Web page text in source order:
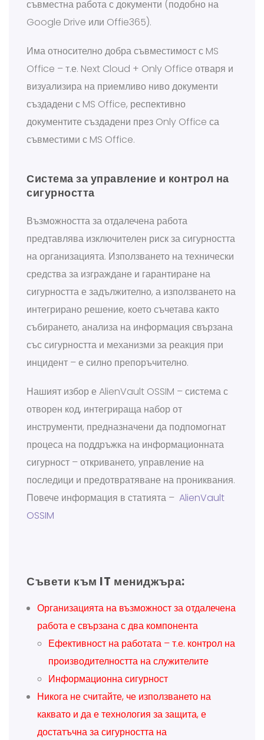
съвместна работа с документи (подобно на
Google Drive или Offie365).
Има относително добра съвместимост с MS
Office – т.е. Next Cloud + Only Office отваря и
визуализира на приемливо ниво документи
създадени с MS Office, респективно
документите създадени през Only Office са
съвместими с MS Office.
Система за управление и контрол на
сигурността
Възможността за отдалечена работа
предтавлява изключителен риск за сигурността
на организацията. Използването на технически
средства за изграждане и гарантиране на
сигурността е задължително, а използването на
интегрирано решение, което съчетава както
събирането, анализа на информация свързана
със сигурността и механизми за реакция при
инцидент – е силно препоръчително.
Нашият избор е AlienVault OSSIM – система с
отворен код, интегрираща набор от
инструменти, предназначени да подпомогнат
процеса на поддръжка на информационната
сигурност – откриването, управление на
последици и предотвратяване на прониквания.
Повече информация в статията – AlienVault
OSSIM
Съвети към IT мениджъра:
Организацията на възможност за отдалечена
работа е свързана с два компонента
Ефективност на работата – т.е. контрол на
производителността на служителите
Информационна сигурност
Никога не считайте, че използването на
каквато и да е технология за защита, е
достатъчна за сигурността на